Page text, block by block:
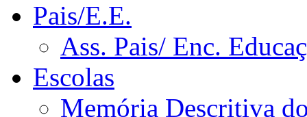
Pais/E.E.
Ass. Pais/ Enc.
Escolas
Memória Descritiva